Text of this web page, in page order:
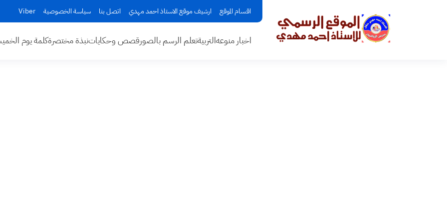
اقسام الموقع ارشيف موقع الاستاذ احمد مهدي اتصل بنا سياسة الخصوصية Viber
اخبار منوعهالتربيةتعلم الرسم بالصورقصص وحكاياتنبذة مختصرةكلمة يوم